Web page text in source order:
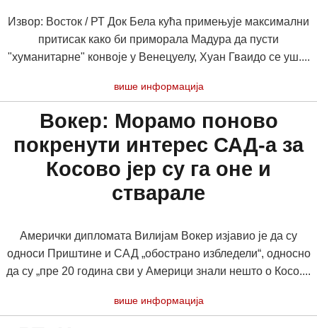
Извор: Восток / РТ Док Бела кућа примењује максимални
притисак како би приморала Мадура да пусти
"хуманитарне" конвоје у Венецуелу, Хуан Гваидо се уш....
више информација
Вокер: Морамо поново
покренути интерес САД-a за
Косово јер су га оне и
стварале
Амерички дипломата Вилијам Вокер изјавио је да су
односи Приштине и САД „обострано избледели“, односно
да су „пре 20 година сви у Америци знали нешто о Косо....
више информација